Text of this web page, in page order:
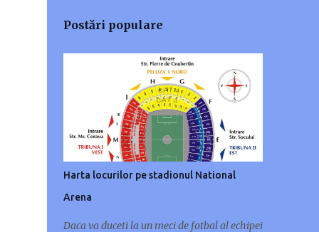
Postări populare
Harta locurilor pe stadionul National
Arena
Daca va duceti la un meci de fotbal al echipei